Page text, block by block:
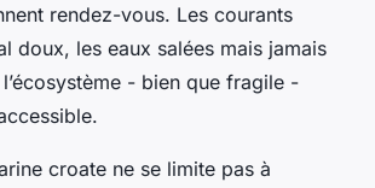
rendez-vous. Les courants
doux, les eaux salées mais jamais
- bien que fragile -
croate ne se limite pas à